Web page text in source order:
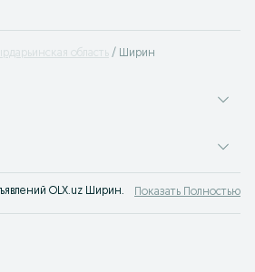
область Ширин
OLX.uz Ширин. Покупайте все самое
Показать Полностью